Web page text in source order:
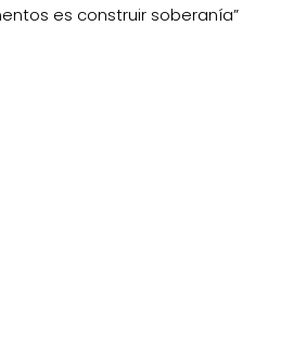
es construir soberanía”